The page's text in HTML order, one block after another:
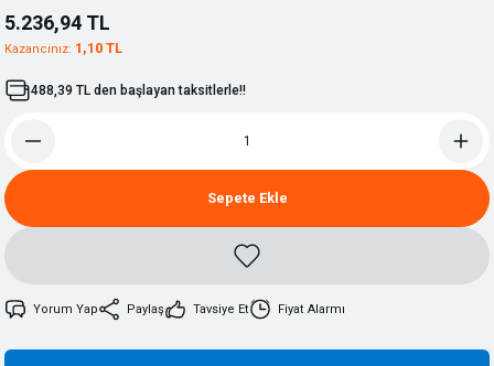
5.236,94 TL
Kazancınız: 1,10 TL
488,39 TL den başlayan taksitlerle!!
Sepete Ekle
Yorum Yap Paylaş Tavsiye Et Fiyat Alarmı